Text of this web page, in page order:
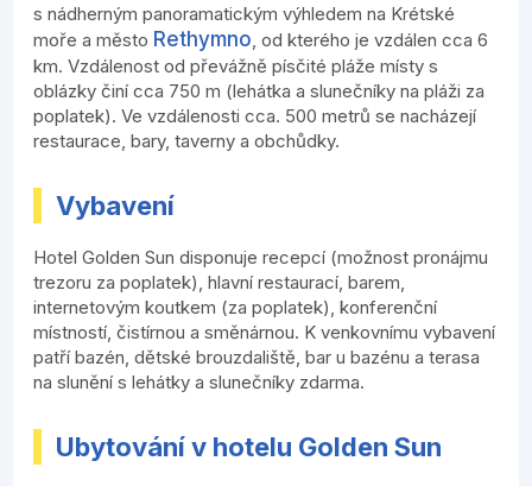
s nádherným panoramatickým výhledem na Krétské
moře a město Rethymno , od kterého je vzdálen cca 6
km. Vzdálenost od převážně písčité pláže místy s
oblázky činí cca 750 m (lehátka a slunečníky na pláži za
poplatek). Ve vzdálenosti cca. 500 metrů se nacházejí
restaurace, bary, taverny a obchůdky.
Vybavení
Hotel Golden Sun disponuje recepcí (možnost pronájmu
trezoru za poplatek), hlavní restaurací, barem,
internetovým koutkem (za poplatek), konferenční
místností, čistírnou a směnárnou. K venkovnímu vybavení
patří bazén, dětské brouzdaliště, bar u bazénu a terasa
na slunění s lehátky a slunečníky zdarma.
Ubytování v hotelu Golden Sun